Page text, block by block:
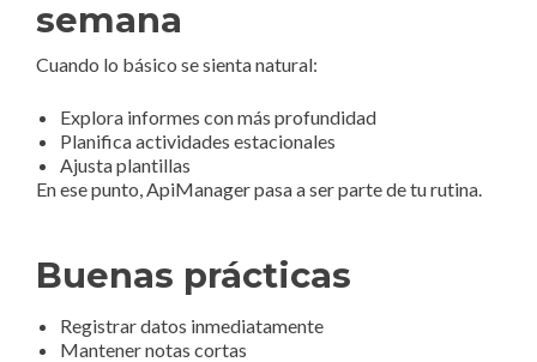
semana
Cuando lo básico se sienta natural:
Explora informes con más profundidad
Planifica actividades estacionales
Ajusta plantillas
En ese punto, ApiManager pasa a ser parte de tu rutina.
Buenas prácticas
Registrar datos inmediatamente
Mantener notas cortas